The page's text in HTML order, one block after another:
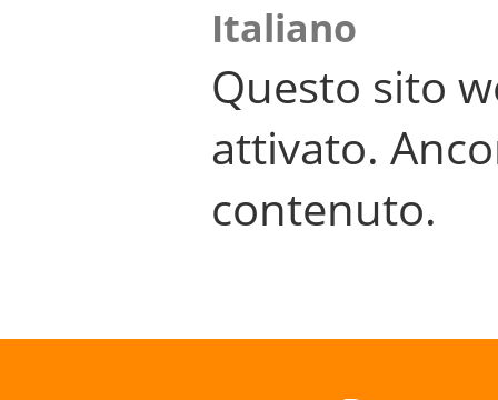
Italiano
Questo sito
attivato.
contenuto.